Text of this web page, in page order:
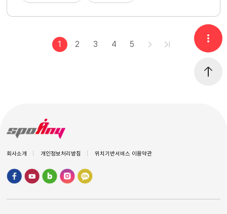
1 2 3 4 5
회사소개 개인정보처리방침 위치기반서비스 이용약관